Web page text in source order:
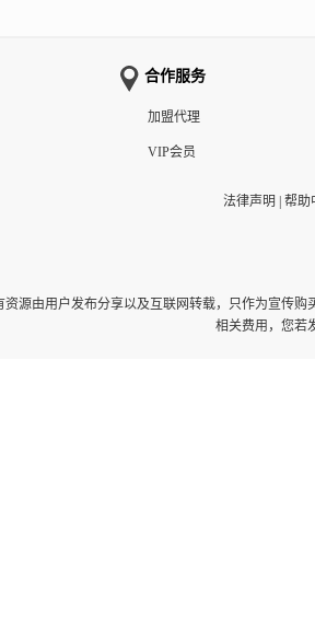
合作服务
加盟代理
VIP会员
法律声明 帮助
资源由用户发布分享以及互联网转载，只作为宣传
相关费用，您若